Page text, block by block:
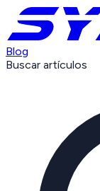
Blog
Buscar artículos